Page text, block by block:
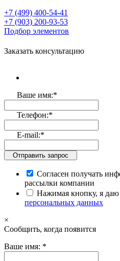
+7 (499) 400-54-41
+7 (903) 200-93-53
Подбор элементов
Заказать консультацию
Ваше имя:*
Телефон:*
E-mail:*
Отправить запрос
Согласен получать
рассылки компании
Нажимая кнопку, я даю
персональных данных
×
Cообщить, когда появится
Ваше имя: *